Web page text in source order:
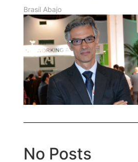
Brasil Abajo
No Posts